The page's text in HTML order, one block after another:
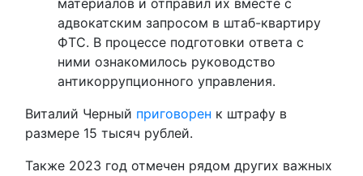
материалов и отправил их вместе с
адвокатским запросом в штаб-квартиру
ФТС. В процессе подготовки ответа с
ними ознакомилось руководство
антикоррупционного управления.
Виталий Черный приговорен к штрафу в
размере 15 тысяч рублей.
Также 2023 год отмечен рядом других важных